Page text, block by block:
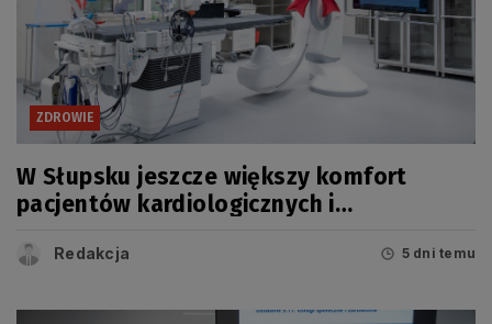
ZDROWIE
W Słupsku jeszcze większy komfort
pacjentów kardiologicznych i
Redakcja 5 dni temu